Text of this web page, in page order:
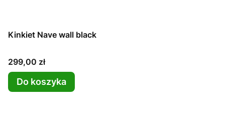
Kinkiet Nave wall black
Cena
299,00 zł
Do koszyka